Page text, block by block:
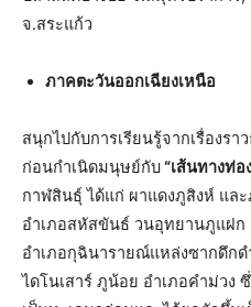
จ.สระแก้ว
ภาคตะวันออกเฉียงเหนือ
สนุกไปกับการเรียนรู้จากเรื่องร
ก่อนกำเนิดมนุษย์กับ“เส้นทางท่อ
กาฬสินธุ์ ได้แก่ ผาแดงภูสิงห์ แ
อำเภอสหัสขันธ์ วนอุทยานภูแฝ
อำเภอกุฉินารายณ์แหล่งซากดึก
ไดโนเสาร์ ภูน้อย อำเภอคำม่วง